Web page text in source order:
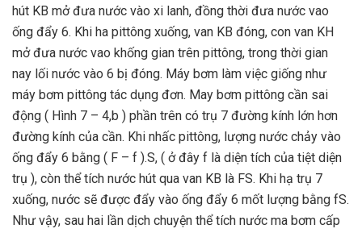
hút KB mở đưa nước vào xi lanh, đồng thời đưa nước vao
ống đẩy 6. Khi ha pittông xuống, van KB đóng, con van KH
mở đưa nước vao khống gian trên pittông, trong thời gian
nay lối nước vào 6 bị đóng. Máy bơm làm việc giống như
máy bơm pittông tác dụng đơn. May bơm pittông cần sai
động ( Hình 7 – 4,b ) phần trên có trụ 7 đường kính lớn hơn
đường kính của cần. Khi nhấc pittông, lượng nước chảy vào
ống đẩy 6 bằng ( F – f ).S, ( ở đây f là diện tích của tiệt diện
trụ ), còn thể tích nước hút qua van KB là FS. Khi hạ trụ 7
xuống, nước sẽ được đẩy vào ống đẩy 6 mốt lượng bằng fS.
Như vậy, sau hai lần dịch chuyện thể tích nước ma bơm cấp